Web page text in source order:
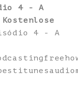
4 - A
4 - A